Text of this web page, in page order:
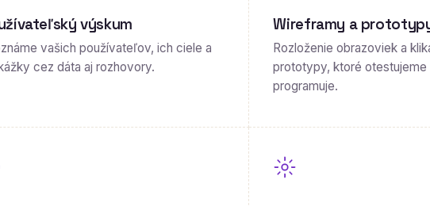
výskum
vašich používateľov, ich ciele a
cez dáta aj rozhovory.
Wireframy a
Rozloženie obrazoviek a
prototypy, ktoré otestujeme
programuje.